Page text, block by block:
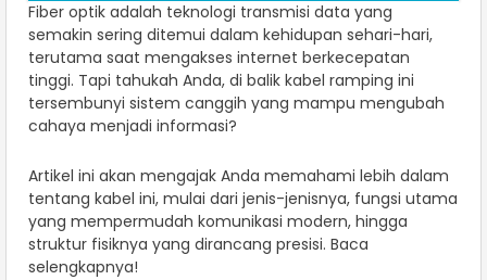
Fiber optik adalah teknologi transmisi data yang
semakin sering ditemui dalam kehidupan sehari-hari,
terutama saat mengakses internet berkecepatan
tinggi. Tapi tahukah Anda, di balik kabel ramping ini
tersembunyi sistem canggih yang mampu mengubah
cahaya menjadi informasi?
Artikel ini akan mengajak Anda memahami lebih dalam
tentang kabel ini, mulai dari jenis-jenisnya, fungsi utama
yang mempermudah komunikasi modern, hingga
struktur fisiknya yang dirancang presisi. Baca
selengkapnya!